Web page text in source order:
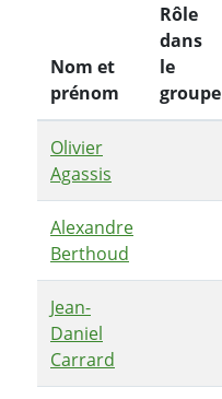
Nom et
prénom
Rôle
dans
le
groupe
Olivier
Agassis
Alexandre
Berthoud
Jean-
Daniel
Carrard